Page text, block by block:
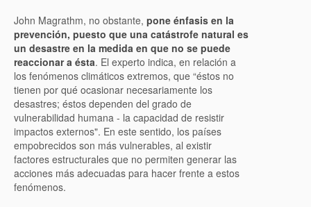
John Magrathm, no obstante, pone énfasis en la
prevención, puesto que una catástrofe natural es
un desastre en la medida en que no se puede
reaccionar a ésta. El experto indica, en relación a
los fenómenos climáticos extremos, que “éstos no
tienen por qué ocasionar necesariamente los
desastres; éstos dependen del grado de
vulnerabilidad humana - la capacidad de resistir
impactos externos". En este sentido, los países
empobrecidos son más vulnerables, al existir
factores estructurales que no permiten generar las
acciones más adecuadas para hacer frente a estos
fenómenos.